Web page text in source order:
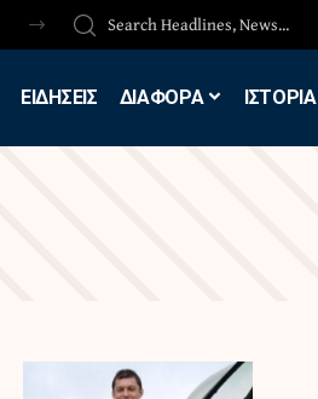
ΕΙΔΗΣΕΙΣ ΔΙΑΦΟΡΑ ΙΣΤΟΡΙΑ